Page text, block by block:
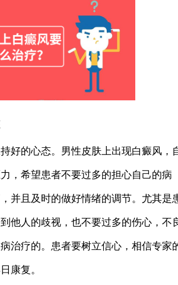
的心态。男性皮肤上出现白癜风，
，希望患者不要过多的担心自己的病
并且及时的做好情绪的调节。尤其是
他人的歧视，也不要过多的伤心，不
治疗的。患者要树立信心，相信专家
康复。